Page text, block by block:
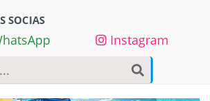
SOCIAS
Instagram